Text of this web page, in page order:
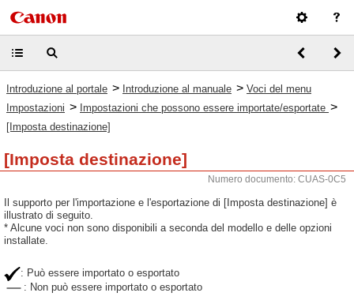
Introduzione al portale > Introduzione al manuale > Voci del menu
Impostazioni > Impostazioni che possono essere importate/esportate >
[Imposta destinazione]
[Imposta destinazione]
Numero documento: CUAS-0C5
Il supporto per l'importazione e l'esportazione di [Imposta destinazione] è
illustrato di seguito.
* Alcune voci non sono disponibili a seconda del modello e delle opzioni
installate.
: Può essere importato o esportato
: Non può essere importato o esportato